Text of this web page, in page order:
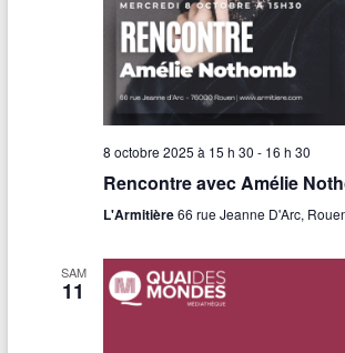
8 octobre 2025 à 15 h 30 - 16 h 30
Rencontre avec Amélie
L'Armitière66 rue Jeanne D'Arc,
SAM
11